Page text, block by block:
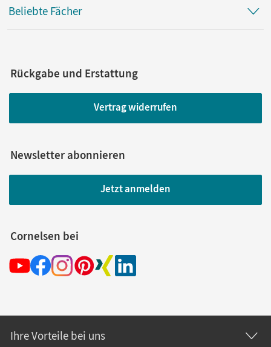
Beliebte Fächer
Rückgabe und Erstattung
Vertrag widerrufen
Newsletter abonnieren
Jetzt anmelden
Cornelsen bei
Ihre Vorteile bei uns